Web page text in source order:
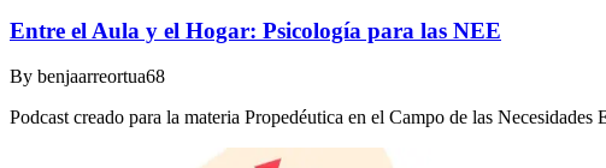
Entre el Aula y el Hogar: Psicología para las NEE
By benjaarreortua68
Podcast creado para la materia Propedéutica en el Campo de las